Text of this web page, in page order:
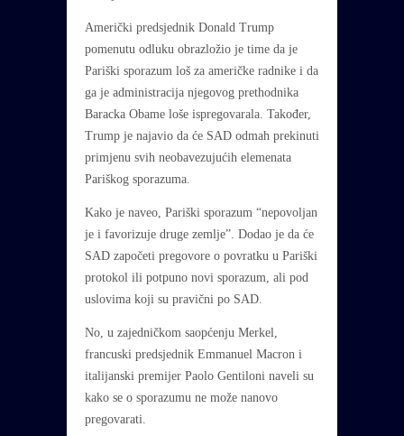
Američki predsjednik Donald Trump
pomenutu odluku obrazložio je time da je
Pariški sporazum loš za američke radnike i da
ga je administracija njegovog prethodnika
Baracka Obame loše ispregovarala. Također,
Trump je najavio da će SAD odmah prekinuti
primjenu svih neobavezujućih elemenata
Pariškog sporazuma.
Kako je naveo, Pariški sporazum “nepovoljan
je i favorizuje druge zemlje”. Dodao je da će
SAD započeti pregovore o povratku u Pariški
protokol ili potpuno novi sporazum, ali pod
uslovima koji su pravični po SAD.
No, u zajedničkom saopćenju Merkel,
francuski predsjednik Emmanuel Macron i
italijanski premijer Paolo Gentiloni naveli su
kako se o sporazumu ne može nanovo
pregovarati.